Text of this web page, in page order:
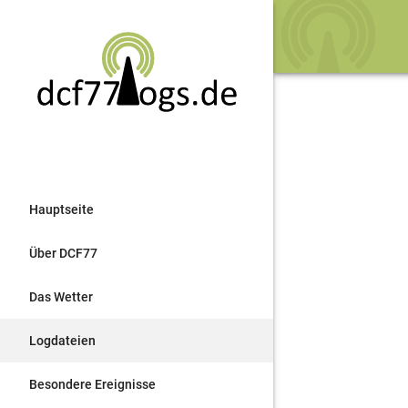
Hauptseite
Über DCF77
Das Wetter
Logdateien
Besondere Ereignisse